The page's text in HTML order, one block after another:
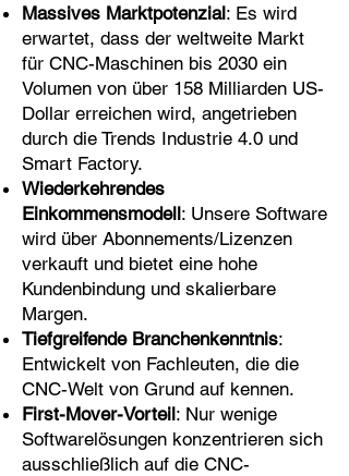
Massives Marktpotenzial: Es wird
erwartet, dass der weltweite Markt
für CNC-Maschinen bis 2030 ein
Volumen von über 158 Milliarden US-
Dollar erreichen wird, angetrieben
durch die Trends Industrie 4.0 und
Smart Factory.
Wiederkehrendes
Einkommensmodell: Unsere Software
wird über Abonnements/Lizenzen
verkauft und bietet eine hohe
Kundenbindung und skalierbare
Margen.
Tiefgreifende Branchenkenntnis:
Entwickelt von Fachleuten, die die
CNC-Welt von Grund auf kennen.
First-Mover-Vorteil: Nur wenige
Softwarelösungen konzentrieren sich
ausschließlich auf die CNC-